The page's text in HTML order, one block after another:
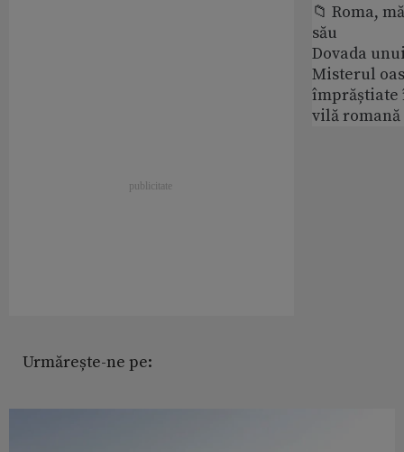
Urmărește-ne pe:
📁 Roma,
său
Dovada
Misterul
împrăștiate
vilă romană